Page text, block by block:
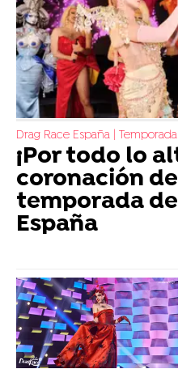
Drag Race España |
¡Por todo lo
coronación
temporada
España